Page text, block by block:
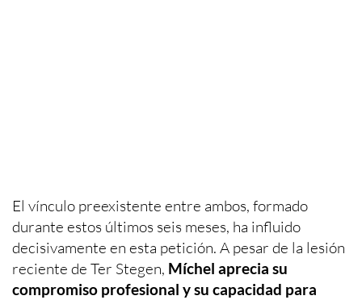
El vínculo preexistente entre ambos, formado
durante estos últimos seis meses, ha influido
decisivamente en esta petición. A pesar de la lesión
reciente de Ter Stegen, Míchel aprecia su
compromiso profesional y su capacidad para